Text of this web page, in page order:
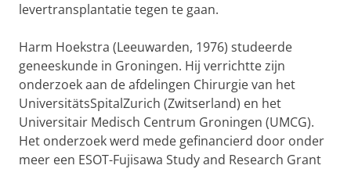
levertransplantatie tegen te gaan.
Harm Hoekstra (Leeuwarden, 1976) studeerde
geneeskunde in Groningen. Hij verrichtte zijn
onderzoek aan de afdelingen Chirurgie van het
UniversitätsSpitalZurich (Zwitserland) en het
Universitair Medisch Centrum Groningen (UMCG).
Het onderzoek werd mede gefinancierd door onder
meer een ESOT-Fujisawa Study and Research Grant